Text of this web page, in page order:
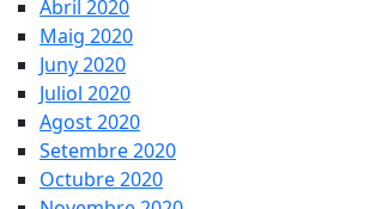
Abril 2020
Maig 2020
Juny 2020
Juliol 2020
Agost 2020
Setembre 2020
Octubre 2020